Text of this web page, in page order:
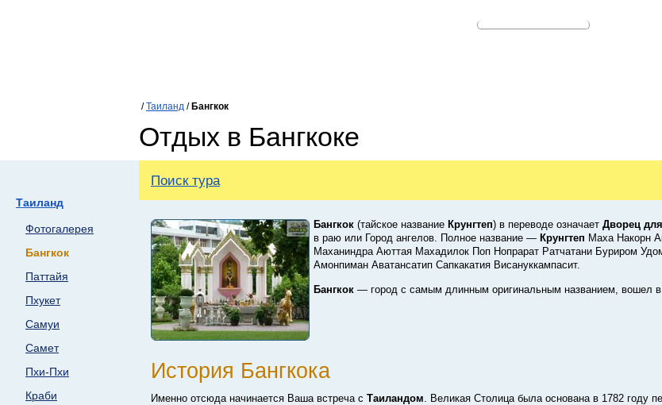
/Таиланд / Бангкок
Отдых в Бангкоке
Таиланд
Фотогалерея
Бангкок
Паттайя
Пхукет
Самуи
Самет
Пхи-Пхи
Краби
Поиск тура
Бангкок (тайское название Крунгтеп) в переводе означает Дворец
в раю или Город ангелов. Полное название — Крунгтеп Маха Накорн
Маханиндра Аюттая Махадилок Поп Нопрарат Ратчатани Буриром
Амонпиман Аватансатип Сапкакатия Висануккампасит.
Бангкок — город с самым длинным оригинальным названием, вошел в
История Бангкока
Именно отсюда начинается Ваша встреча с Таиландом. Великая Столица была основана в 1782 году